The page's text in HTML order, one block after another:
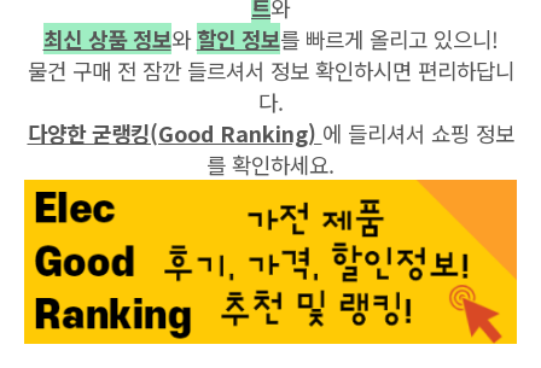
트와
최신 상품 정보와할인 정보를 빠르게 올리고 있으니!
물건 구매 전 잠깐 들르셔서 정보 확인하시면 편리하답니
다.
다양한 굳랭킹(Good Ranking) 에 들리셔서 쇼핑 정보
를 확인하세요.